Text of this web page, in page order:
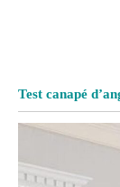
Test canapé